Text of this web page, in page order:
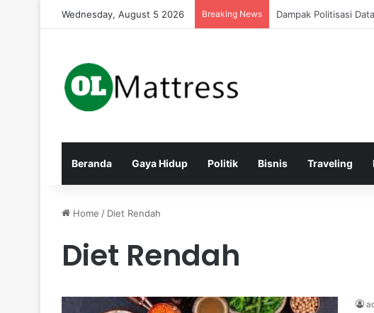
Wednesday, August 5 2026 Breaking News Strategi Manajemen
Beranda Gaya Hidup Politik Bisnis Traveling
Home / Diet Rendah
Diet Rendah